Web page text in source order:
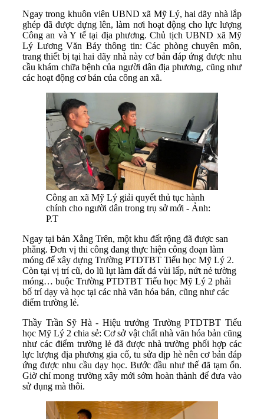
Ngay trong khuôn viên UBND xã Mỹ Lý, hai dãy nhà lắp
ghép đã được dựng lên, làm nơi hoạt động cho lực lượng
Công an và Y tế tại địa phương. Chủ tịch UBND xã Mỹ
Lý Lương Văn Bảy thông tin: Các phòng chuyên môn,
trang thiết bị tại hai dãy nhà này cơ bản đáp ứng được nhu
cầu khám chữa bệnh của người dân địa phương, cũng như
các hoạt động cơ bản của công an xã.
Công an xã Mỹ Lý giải quyết thủ tục hành
chính cho người dân trong trụ sở mới - Ảnh:
P.T
Ngay tại bản Xằng Trên, một khu đất rộng đã được san
phẳng. Đơn vị thi công đang thực hiện công đoạn làm
móng để xây dựng Trường PTDTBT Tiểu học Mỹ Lý 2.
Còn tại vị trí cũ, do lũ lụt làm đất đá vùi lấp, nứt nẻ tường
móng… buộc Trường PTDTBT Tiểu học Mỹ Lý 2 phải
bố trí dạy và học tại các nhà văn hóa bản, cũng như các
điểm trường lẻ.
Thầy Trần Sỹ Hà - Hiệu trưởng Trường PTDTBT Tiểu
học Mỹ Lý 2 chia sẻ: Cơ sở vật chất nhà văn hóa bản cũng
như các điểm trường lẻ đã được nhà trường phối hợp các
lực lượng địa phương gia cố, tu sửa dịp hè nên cơ bản đáp
ứng được nhu cầu dạy học. Bước đầu như thế đã tạm ổn.
Giờ chỉ mong trường xây mới sớm hoàn thành để đưa vào
sử dụng mà thôi.